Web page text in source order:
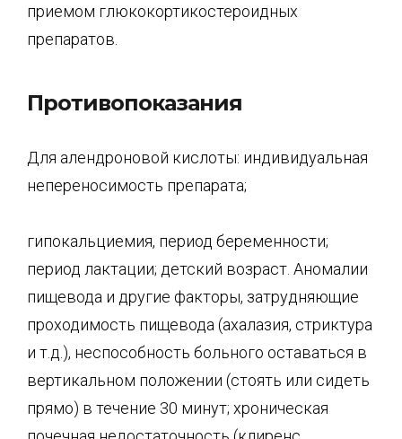
приемом глюкокортикостероидных
препаратов.
Противопоказания
Для алендроновой кислоты: индивидуальная
непереносимость препарата;
гипокальциемия, период беременности;
период лактации; детский возраст. Аномалии
пищевода и другие факторы, затрудняющие
проходимость пищевода (ахалазия, стриктура
и т.д.), неспособность больного оставаться в
вертикальном положении (стоять или сидеть
прямо) в течение 30 минут; хроническая